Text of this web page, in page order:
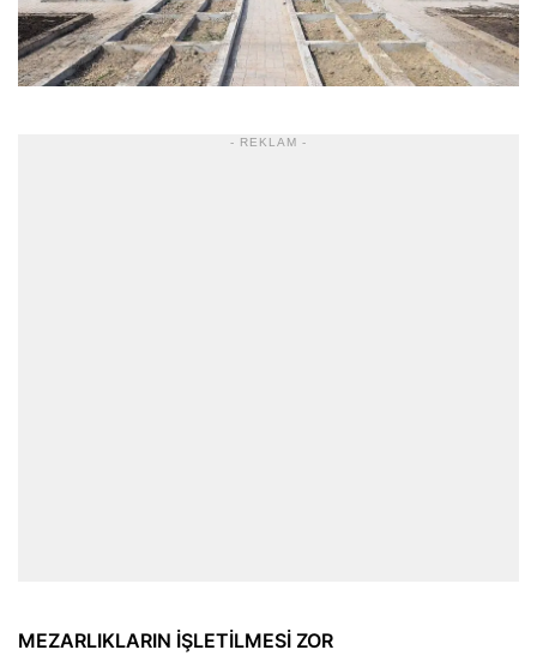
- REKLAM -
MEZARLIKLARIN İŞLETİLMESİ ZOR